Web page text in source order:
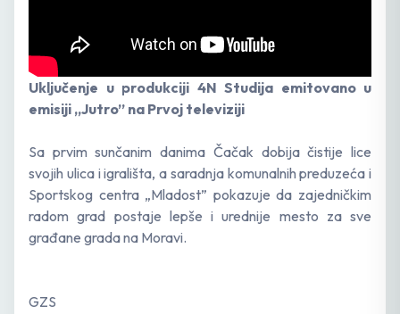
Uključenje u produkciji 4N Studija emitovano u
emisiji „Jutro” na Prvoj televiziji
Sa prvim sunčanim danima Čačak dobija čistije lice
svojih ulica i igrališta, a saradnja komunalnih preduzeća i
Sportskog centra „Mladost” pokazuje da zajedničkim
radom grad postaje lepše i urednije mesto za sve
građane grada na Moravi.
GZS